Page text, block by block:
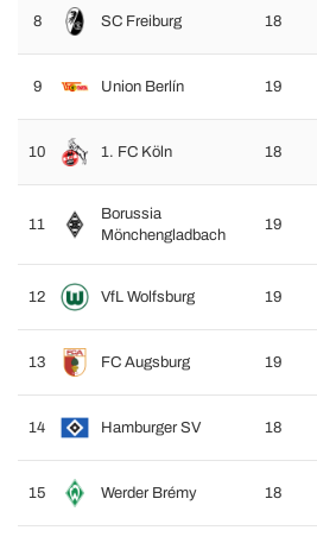
8 SC Freiburg 18
9 Union Berlín 19
10 1. FC Köln 18
11
Borussia
Mönchengladbach
19
12 VfL Wolfsburg 19
13 FC Augsburg 19
14 Hamburger SV 18
15 Werder Brémy 18